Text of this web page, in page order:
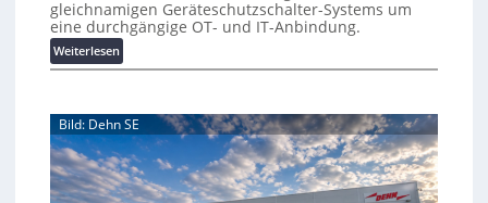
ä
c
s
w
e
t
e
e
e
f
f
n
k
t
f
ü
r
m
i
t
e
u
e
r
Y
gleichnamigen Geräteschutzschalter-Systems um
eine durchgängige OT- und IT-Anbindung.
Weiterlesen:
I
T
-
F
r
Bild: Dehn SE